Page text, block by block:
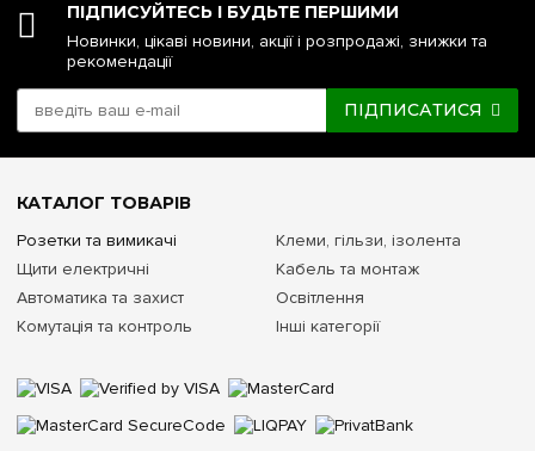
ПІДПИСУЙТЕСЬ І БУДЬТЕ ПЕРШИМИ
Новинки, цікаві новини, акції і розпродажі, знижки та
рекомендації
ПІДПИСАТИСЯ
КАТАЛОГ ТОВАРІВ
Розетки та вимикачі
Щити електричні
Автоматика та захист
Комутація та контроль
Клеми, гільзи, ізолента
Кабель та монтаж
Освітлення
Інші категорії